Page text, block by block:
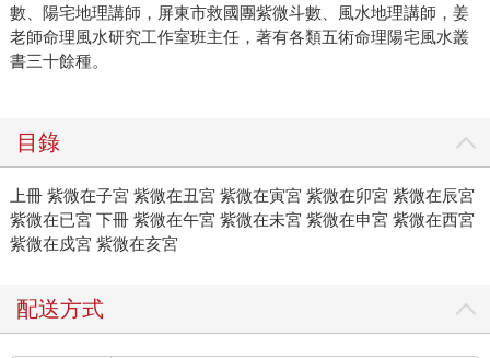
數、陽宅地理講師，屏東市救國團紫微斗數、風水地理講師，姜
老師命理風水研究工作室班主任，著有各類五術命理陽宅風水叢
書三十餘種。
目錄
上冊 紫微在子宮 紫微在丑宮 紫微在寅宮 紫微在卯宮 紫微在辰宮
紫微在已宮 下冊 紫微在午宮 紫微在未宮 紫微在申宮 紫微在西宮
紫微在戍宮 紫微在亥宮
配送方式